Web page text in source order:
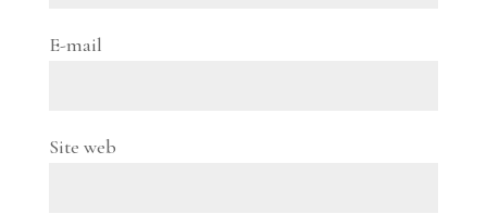
E-mail
Site web